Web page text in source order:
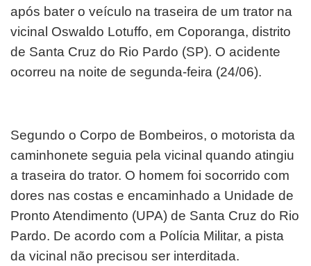
após bater o veículo na traseira de um trator na
vicinal Oswaldo Lotuffo, em Coporanga, distrito
de Santa Cruz do Rio Pardo (SP). O acidente
ocorreu na noite de segunda-feira (24/06).
Segundo o Corpo de Bombeiros, o motorista da
caminhonete seguia pela vicinal quando atingiu
a traseira do trator. O homem foi socorrido com
dores nas costas e encaminhado a Unidade de
Pronto Atendimento (UPA) de Santa Cruz do Rio
Pardo. De acordo com a Polícia Militar, a pista
da vicinal não precisou ser interditada.